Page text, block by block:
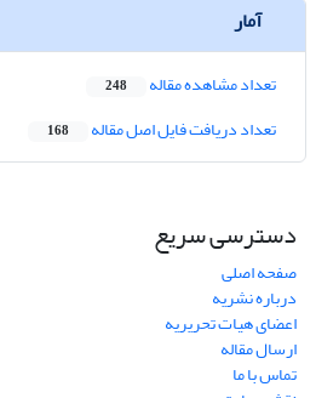
آمار
تعداد مشاهده مقاله 248
تعداد دریافت فایل اصل مقاله 168
دسترسی سریع
صفحه اصلی
درباره نشریه
اعضای هیات تحریریه
ارسال مقاله
تماس با ما